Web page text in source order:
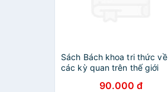
Sách Bách khoa tri thức về
các kỳ quan trên thế giới
90.000 đ